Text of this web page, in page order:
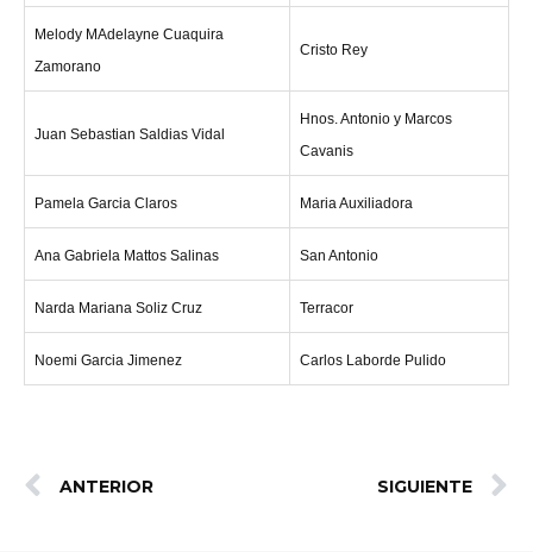
Melody MAdelayne Cuaquira
Zamorano
Cristo Rey
Juan Sebastian Saldias Vidal
Hnos. Antonio y Marcos
Cavanis
Pamela Garcia Claros Maria Auxiliadora
Ana Gabriela Mattos Salinas San Antonio
Narda Mariana Soliz Cruz Terracor
Noemi Garcia Jimenez Carlos Laborde Pulido
ANTERIOR SIGUIENTE